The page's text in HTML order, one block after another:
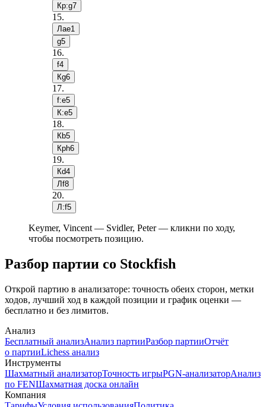
Кр:g7
15.
Лae1
g5
16.
f4
Кg6
17.
f:e5
К:e5
18.
Кb5
Крh6
19.
Кd4
Лf8
20.
Л:f5
Keymer, Vincent — Svidler, Peter — кликни по ходу,
чтобы посмотреть позицию.
Разбор партии со Stockfish
Открой партию в анализаторе: точность обеих сторон, метки
ходов, лучший ход в каждой позиции и график оценки —
бесплатно и без лимитов.
Анализ
Бесплатный анализАнализ партииРазбор партииОтчёт
о партииLichess анализ
Инструменты
Шахматный анализаторТочность игрыPGN-анализаторАнализ
по FENШахматная доска онлайн
Компания